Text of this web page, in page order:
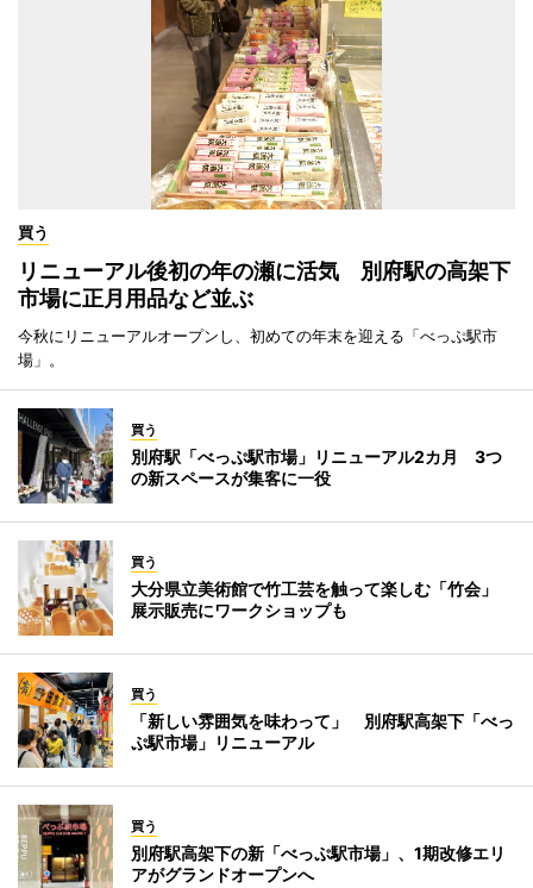
買う
リニューアル後初の年の瀬に活気 別府駅の高架下
市場に正月用品など並ぶ
今秋にリニューアルオープンし、初めての年末を迎える「べっぷ駅市
場」。
買う
別府駅「べっぷ駅市場」リニューアル2カ月 3つ
の新スペースが集客に一役
買う
大分県立美術館で竹工芸を触って楽しむ「竹会」
展示販売にワークショップも
買う
「新しい雰囲気を味わって」 別府駅高架下「べっ
ぷ駅市場」リニューアル
買う
別府駅高架下の新「べっぷ駅市場」、1期改修エリ
アがグランドオープンへ